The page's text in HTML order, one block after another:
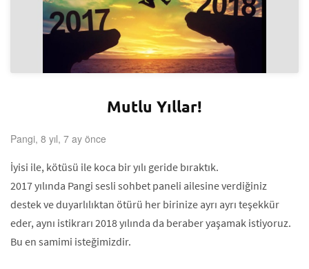
Mutlu Yıllar!
Pangi, 8 yıl, 7 ay önce
İyisi ile, kötüsü ile koca bir yılı geride bıraktık.
2017 yılında Pangi sesli sohbet paneli ailesine verdiğiniz
destek ve duyarlılıktan ötürü her birinize ayrı ayrı teşekkür
eder, aynı istikrarı 2018 yılında da beraber yaşamak istiyoruz.
Bu en samimi isteğimizdir.